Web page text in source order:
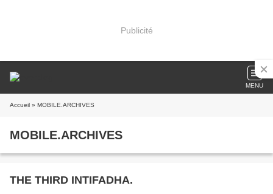
Publicité
MENU
Accueil » MOBILE.ARCHIVES
MOBILE.ARCHIVES
THE THIRD INTIFADHA.